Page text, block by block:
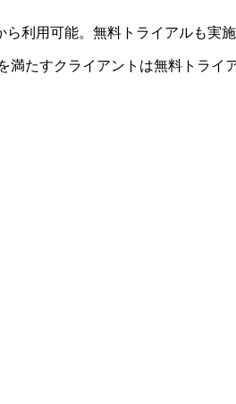
利用可能。無料トライアルも実施
たすクライアントは無料トラ